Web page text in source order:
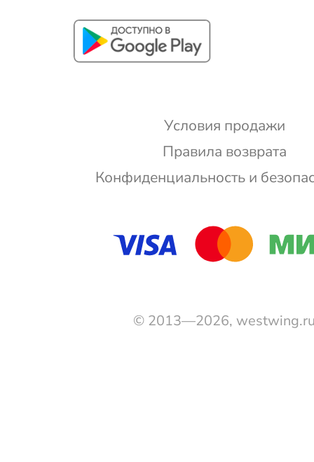
Условия продажи
Правила возврата
Конфиденциальность и
© 2013—2026,